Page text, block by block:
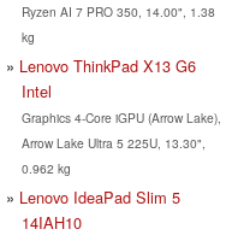
Ryzen AI 7 PRO 350, 14.00", 1.38
kg
Lenovo ThinkPad X13 G6
Intel
Graphics 4-Core iGPU (Arrow Lake),
Arrow Lake Ultra 5 225U, 13.30",
0.962 kg
Lenovo IdeaPad Slim 5
14IAH10